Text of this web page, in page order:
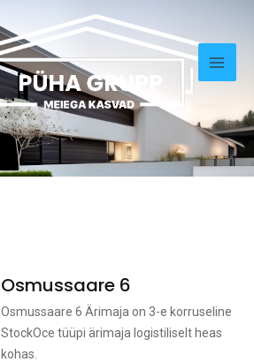
Osmussaare 6
Osmussaare 6 Ärimaja on 3-e korruseline
StockOce tüüpi ärimaja logistiliselt heas
kohas.